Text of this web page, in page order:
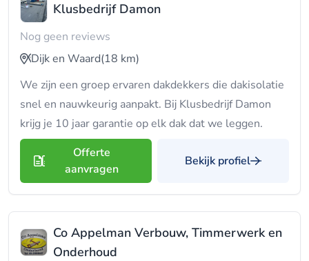
Klusbedrijf Damon
Nog geen reviews
Dijk en Waard(18 km)
We zijn een groep ervaren dakdekkers die dakisolatie
snel en nauwkeurig aanpakt. Bij Klusbedrijf Damon
krijg je 10 jaar garantie op elk dak dat we leggen.
Offerte
aanvragen
Bekijk profiel
Co Appelman Verbouw, Timmerwerk en
Onderhoud